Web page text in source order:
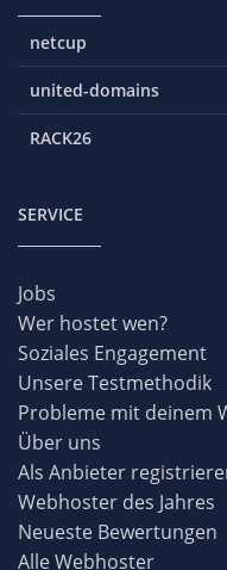
netcup
united-domains
RACK26
SERVICE
Jobs
Wer hostet wen?
Soziales Engagement
Unsere Testmethodik
Probleme mit deinem
Über uns
Als Anbieter
Webhoster des Jahres
Neueste Bewertungen
Alle Webhoster